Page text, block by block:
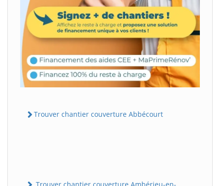
Trouver chantier couverture Abbécourt